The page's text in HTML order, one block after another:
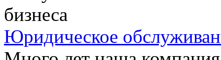
Юридическое